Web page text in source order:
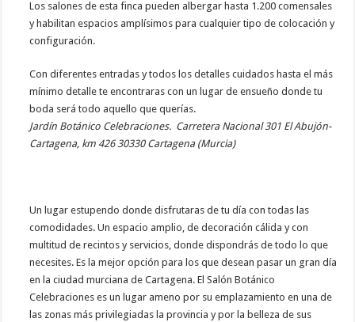
Los salones de esta finca pueden albergar hasta 1.200 comensales
y habilitan espacios amplísimos para cualquier tipo de colocación y
configuración.
Con diferentes entradas y todos los detalles cuidados hasta el más
mínimo detalle te encontraras con un lugar de ensueño donde tu
boda será todo aquello que querías.
Jardín Botánico Celebraciones. Carretera Nacional 301 El Abujón-
Cartagena, km 426 30330 Cartagena (Murcia)
Un lugar estupendo donde disfrutaras de tu día con todas las
comodidades. Un espacio amplio, de decoración cálida y con
multitud de recintos y servicios, donde dispondrás de todo lo que
necesites. Es la mejor opción para los que desean pasar un gran día
en la ciudad murciana de Cartagena. El Salón Botánico
Celebraciones es un lugar ameno por su emplazamiento en una de
las zonas más privilegiadas la provincia y por la belleza de sus